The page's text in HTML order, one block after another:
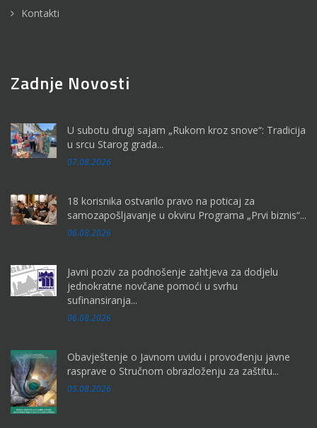
Kontakti
Zadnje Novosti
U subotu drugi sajam „Rukom kroz snove“: Tradicija
u srcu Starog grada...
07.08.2026
18 korisnika ostvarilo pravo na poticaj za
samozapošljavanje u okviru Programa „Prvi biznis“...
06.08.2026
Javni poziv za podnošenje zahtjeva za dodjelu
jednokratne novčane pomoći u svrhu
sufinansiranja...
06.08.2026
Obavještenje o Javnom uvidu i provođenju javne
rasprave o Stručnom obrazloženju za zaštitu...
05.08.2026